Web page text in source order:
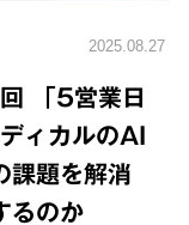
2025.08.27
「5営業日
ィカルのAI
課題を解消
るのか